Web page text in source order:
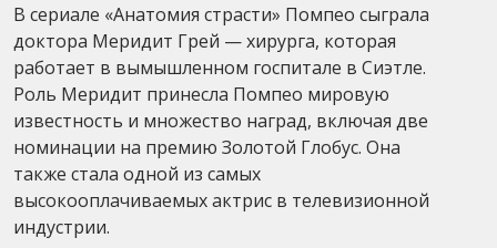
В сериале «Анатомия страсти» Помпео сыграла
доктора Меридит Грей — хирурга, которая
работает в вымышленном госпитале в Сиэтле.
Роль Меридит принесла Помпео мировую
известность и множество наград, включая две
номинации на премию Золотой Глобус. Она
также стала одной из самых
высокооплачиваемых актрис в телевизионной
индустрии.